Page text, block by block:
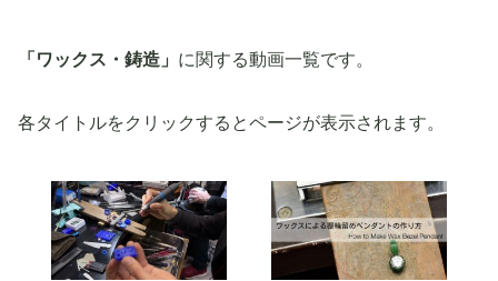
「ワックス・鋳造」 に関する動画一覧です。
各タイトルをクリックするとページが表示されます。